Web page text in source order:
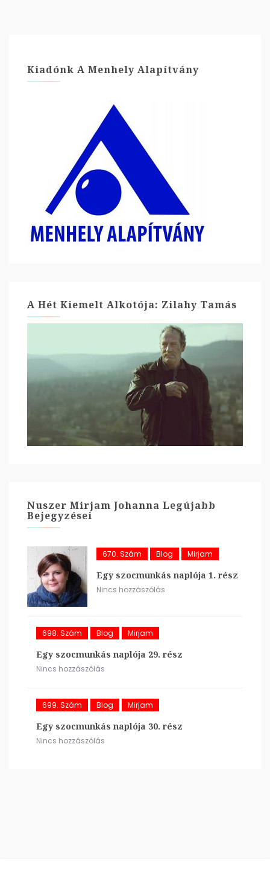
Kiadónk A Menhely Alapítvány
A Hét Kiemelt Alkotója: Zilahy Tamás
Nuszer Mirjam Johanna Legújabb
Bejegyzései
670. Szám Blog Mirjam
Egy szocmunkás naplója 1. rész
Nincs hozzászólás
698. Szám Blog Mirjam
Egy szocmunkás naplója 29. rész
Nincs hozzászólás
699. Szám Blog Mirjam
Egy szocmunkás naplója 30. rész
Nincs hozzászólás